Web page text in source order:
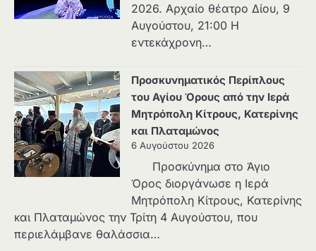
2026. Αρχαίο θέατρο Δίου, 9
Αυγούστου, 21:00 Η
εντεκάχρονη…
Προσκυνηματικός Περίπλους
του Αγίου Όρους από την Ιερά
Μητρόπολη Κίτρους, Κατερίνης
και Πλαταμώνος
6 Αυγούστου 2026
Προσκύνημα στο Άγιο
Όρος διοργάνωσε η Ιερά
Μητρόπολη Κίτρους, Κατερίνης
και Πλαταμώνος την Τρίτη 4 Αυγούστου, που
περιελάμβανε θαλάσσια…